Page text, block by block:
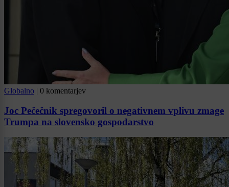
Globalno | 0 komentarjev
Joc Pečečnik spregovoril o negativnem vplivu zmage
Trumpa na slovensko gospodarstvo